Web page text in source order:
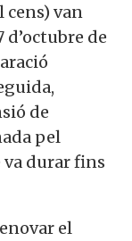
cens) van
d’octubre de
de
pel
va durar fins
el